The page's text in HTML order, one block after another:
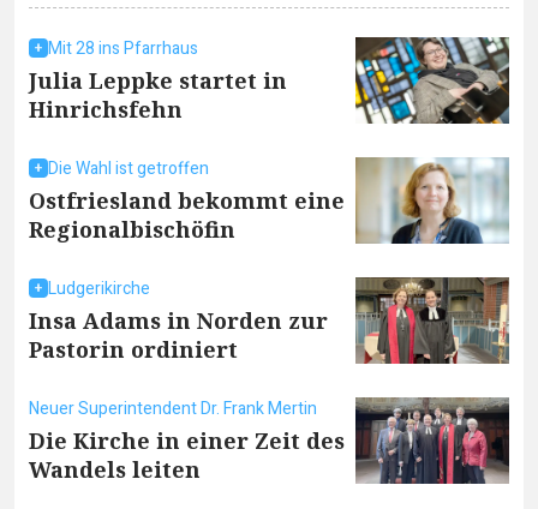
Mit 28 ins Pfarrhaus
Julia Leppke startet in
Hinrichsfehn
Die Wahl ist getroffen
Ostfriesland bekommt eine
Regionalbischöfin
Ludgerikirche
Insa Adams in Norden zur
Pastorin ordiniert
Neuer Superintendent Dr. Frank Mertin
Die Kirche in einer Zeit des
Wandels leiten